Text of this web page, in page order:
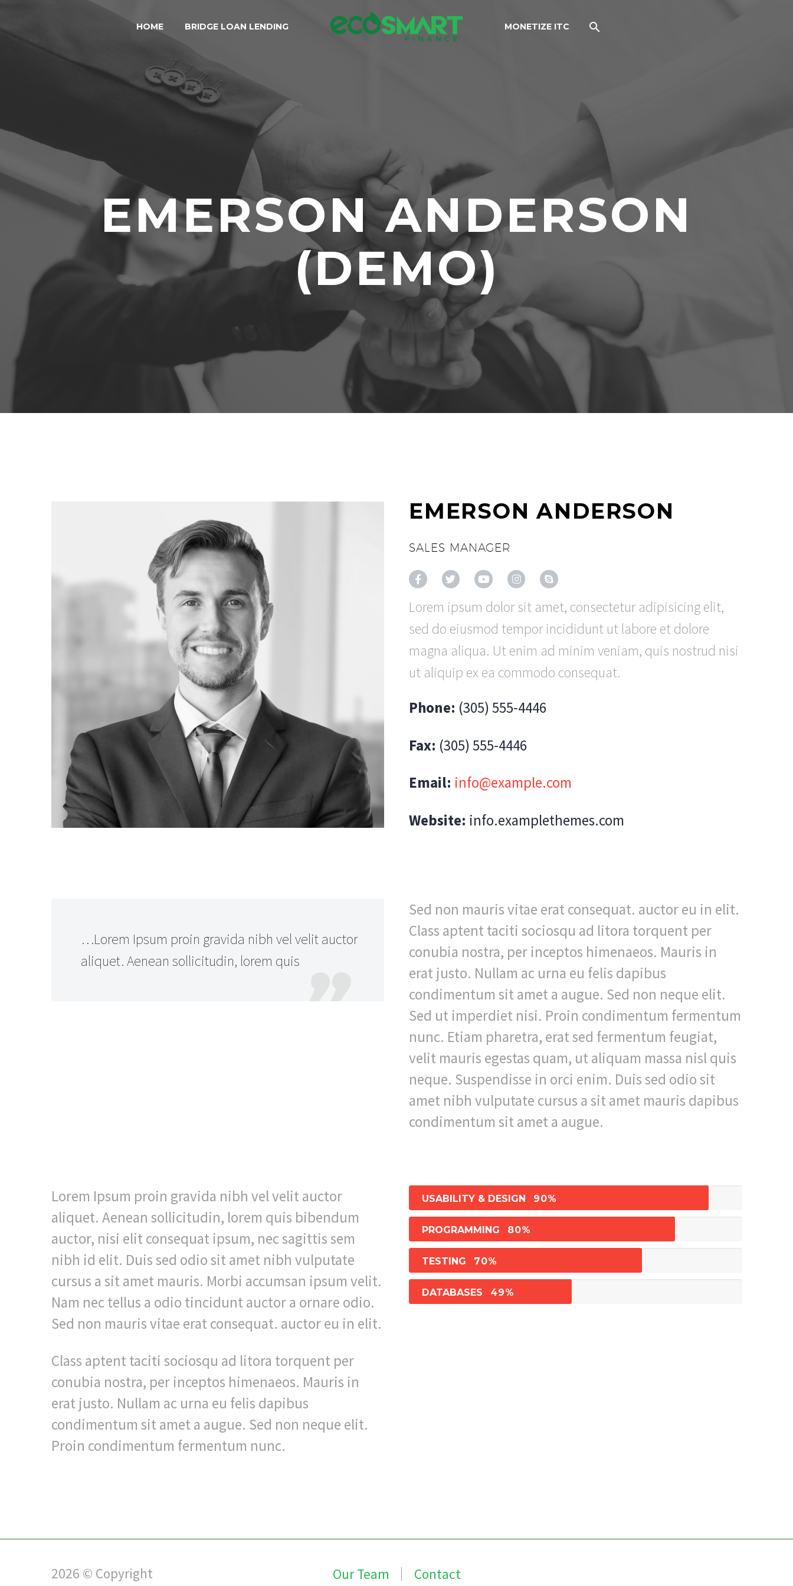
HOME BRIDGE LOAN LENDING MONETIZE ITC
EMERSON ANDERSON
(DEMO)
EMERSON ANDERSON
SALES MANAGER
Lorem ipsum dolor sit amet, consectetur adipisicing elit,
sed do eiusmod tempor incididunt ut labore et dolore
magna aliqua. Ut enim ad minim veniam, quis nostrud nisi
ut aliquip ex ea commodo consequat.
Phone: (305) 555-4446
Fax: (305) 555-4446
Email: info@example.com
Website: info.examplethemes.com
…Lorem Ipsum proin gravida nibh vel velit auctor
aliquet. Aenean sollicitudin, lorem quis
Sed non mauris vitae erat consequat. auctor eu in elit.
Class aptent taciti sociosqu ad litora torquent per
conubia nostra, per inceptos himenaeos. Mauris in
erat justo. Nullam ac urna eu felis dapibus
condimentum sit amet a augue. Sed non neque elit.
Sed ut imperdiet nisi. Proin condimentum fermentum
nunc. Etiam pharetra, erat sed fermentum feugiat,
velit mauris egestas quam, ut aliquam massa nisl quis
neque. Suspendisse in orci enim. Duis sed odio sit
amet nibh vulputate cursus a sit amet mauris dapibus
condimentum sit amet a augue.
Lorem Ipsum proin gravida nibh vel velit auctor
aliquet. Aenean sollicitudin, lorem quis bibendum
auctor, nisi elit consequat ipsum, nec sagittis sem
nibh id elit. Duis sed odio sit amet nibh vulputate
cursus a sit amet mauris. Morbi accumsan ipsum velit.
Nam nec tellus a odio tincidunt auctor a ornare odio.
Sed non mauris vitae erat consequat. auctor eu in elit.
Class aptent taciti sociosqu ad litora torquent per
conubia nostra, per inceptos himenaeos. Mauris in
erat justo. Nullam ac urna eu felis dapibus
condimentum sit amet a augue. Sed non neque elit.
Proin condimentum fermentum nunc.
USABILITY & DESIGN 90%
PROGRAMMING 80%
TESTING 70%
DATABASES 49%
Our Team Contact
2026 © Copyright